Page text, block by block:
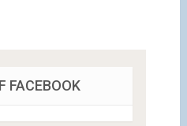
FACEBOOK